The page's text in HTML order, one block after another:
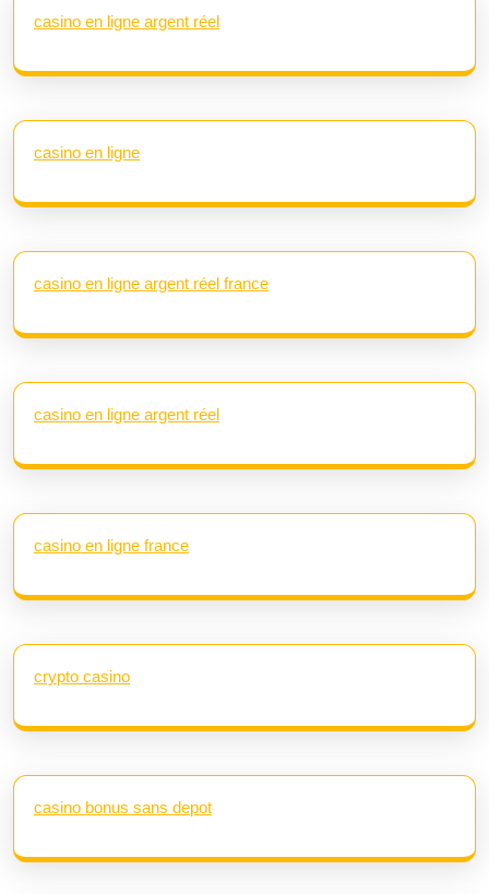
casino en ligne argent réel
casino en ligne
casino en ligne argent réel france
casino en ligne argent réel
casino en ligne france
crypto casino
casino bonus sans depot